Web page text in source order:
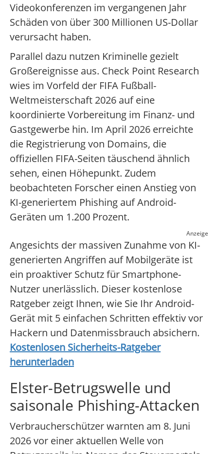
Videokonferenzen im vergangenen Jahr
Schäden von über 300 Millionen US-Dollar
verursacht haben.
Parallel dazu nutzen Kriminelle gezielt
Großereignisse aus. Check Point Research
wies im Vorfeld der FIFA Fußball-
Weltmeisterschaft 2026 auf eine
koordinierte Vorbereitung im Finanz- und
Gastgewerbe hin. Im April 2026 erreichte
die Registrierung von Domains, die
offiziellen FIFA-Seiten täuschend ähnlich
sehen, einen Höhepunkt. Zudem
beobachteten Forscher einen Anstieg von
KI-generiertem Phishing auf Android-
Geräten um 1.200 Prozent.
Anzeige
Angesichts der massiven Zunahme von KI-
generierten Angriffen auf Mobilgeräte ist
ein proaktiver Schutz für Smartphone-
Nutzer unerlässlich. Dieser kostenlose
Ratgeber zeigt Ihnen, wie Sie Ihr Android-
Gerät mit 5 einfachen Schritten effektiv vor
Hackern und Datenmissbrauch absichern.
Kostenlosen Sicherheits-Ratgeber
herunterladen
Elster-Betrugswelle und
saisonale Phishing-Attacken
Verbraucherschützer warnten am 8. Juni
2026 vor einer aktuellen Welle von